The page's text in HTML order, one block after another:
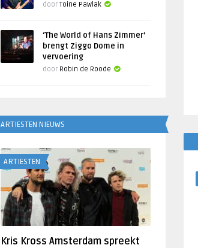
door Toine Pawlak
‘The World of Hans Zimmer’
brengt Ziggo Dome in
vervoering
door Robin de Roode
ARTIESTEN NIEUWS
ARTIESTEN
Kris Kross Amsterdam spreekt